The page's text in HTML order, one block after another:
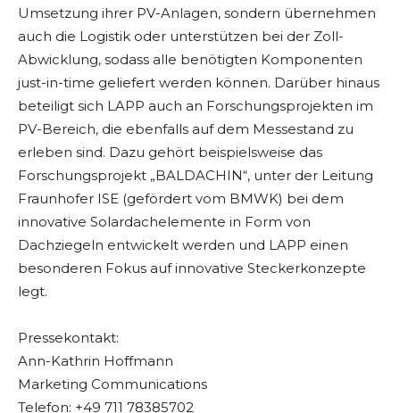
Umsetzung ihrer PV-Anlagen, sondern übernehmen
auch die Logistik oder unterstützen bei der Zoll-
Abwicklung, sodass alle benötigten Komponenten
just-in-time geliefert werden können. Darüber hinaus
beteiligt sich LAPP auch an Forschungsprojekten im
PV-Bereich, die ebenfalls auf dem Messestand zu
erleben sind. Dazu gehört beispielsweise das
Forschungsprojekt „BALDACHIN“, unter der Leitung
Fraunhofer ISE (gefördert vom BMWK) bei dem
innovative Solardachelemente in Form von
Dachziegeln entwickelt werden und LAPP einen
besonderen Fokus auf innovative Steckerkonzepte
legt.
Pressekontakt:
Ann-Kathrin Hoffmann
Marketing Communications
Telefon: +49 711 78385702